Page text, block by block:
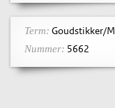
Term: Goudstikker/
Nummer: 5662